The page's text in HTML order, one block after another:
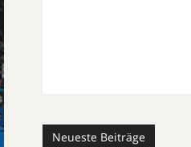
Neueste Beiträge